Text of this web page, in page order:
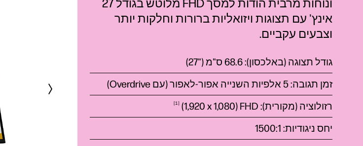
ונוחות מרבית הודות למסך FHD מלוטש בגודל 27
אינץ' עם תצוגות ויזואליות ברורות וחלקות יותר
וצבעים עקביים.
גודל תצוגה (באלכסון): 68.6 ס"מ (27‎"‎‏)
זמן תגובה: 5 אלפיות השנייה אפור-לאפור (עם
Overdrive‏)
רזולוציה (מקורית): FHD‏ (‎1,920 x
1,080)
1
יחס ניגודיות: 1500:1